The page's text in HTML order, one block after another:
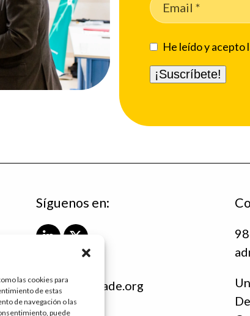
las cookies para
de estas
de navegación o las
puede
He leído y acepto
Síguenos en:
k
e
d
T
t
fundacioninade.org
udc.es